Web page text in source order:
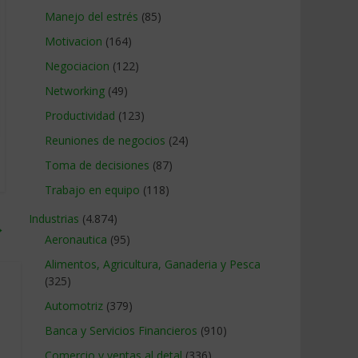
Manejo del estrés (85)
Motivacion (164)
Negociacion (122)
Networking (49)
Productividad (123)
Reuniones de negocios (24)
Toma de decisiones (87)
Trabajo en equipo (118)
Industrias (4.874)
Aeronautica (95)
Alimentos, Agricultura, Ganaderia y Pesca
(325)
Automotriz (379)
Banca y Servicios Financieros (910)